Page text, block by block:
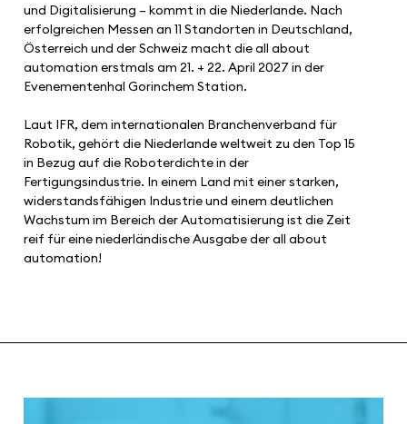
und Digitalisierung – kommt in die Niederlande. Nach
erfolgreichen Messen an 11 Standorten in Deutschland,
Österreich und der Schweiz macht die all about
automation erstmals am 21. + 22. April 2027 in der
Evenementenhal Gorinchem Station.
Laut IFR, dem internationalen Branchenverband für
Robotik, gehört die Niederlande weltweit zu den Top 15
in Bezug auf die Roboterdichte in der
Fertigungsindustrie. In einem Land mit einer starken,
widerstandsfähigen Industrie und einem deutlichen
Wachstum im Bereich der Automatisierung ist die Zeit
reif für eine niederländische Ausgabe der all about
automation!